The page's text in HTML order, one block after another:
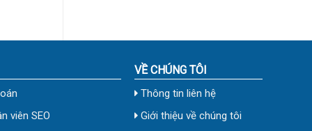
viên SEO
VỀ CHÚNG TÔI
Thông tin liên hệ
Giới thiệu về chúng tôi